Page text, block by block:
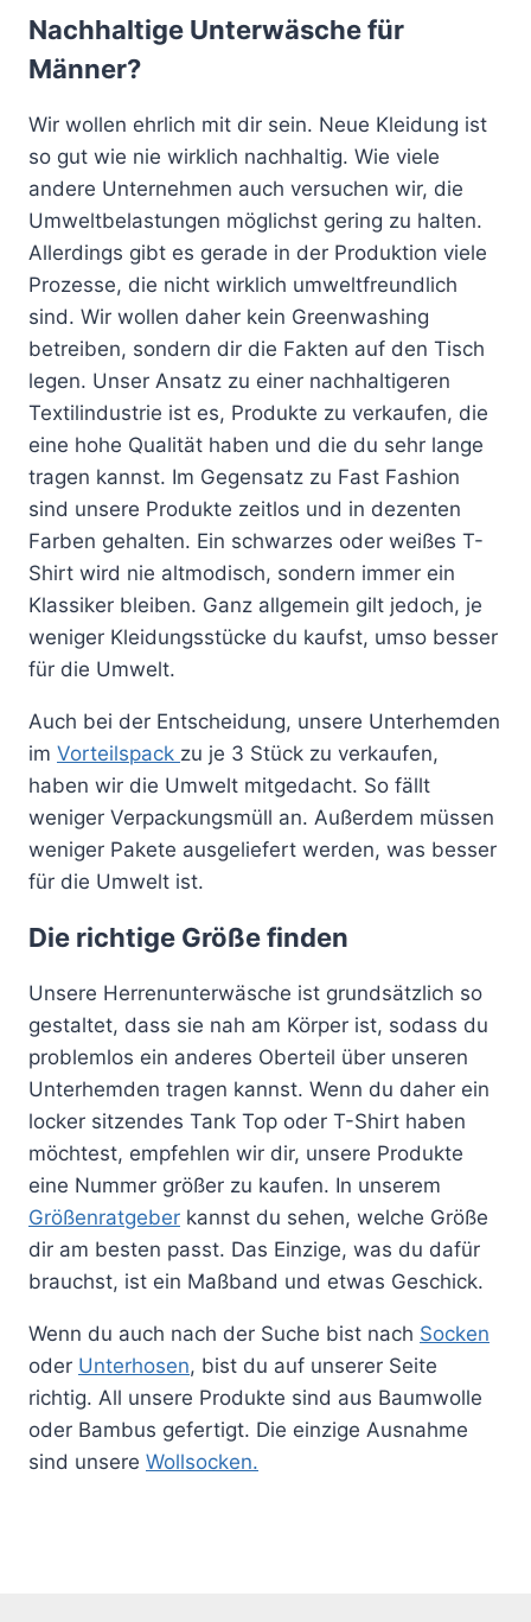
Nachhaltige Unterwäsche für
Männer?
Wir wollen ehrlich mit dir sein. Neue Kleidung ist
so gut wie nie wirklich nachhaltig. Wie viele
andere Unternehmen auch versuchen wir, die
Umweltbelastungen möglichst gering zu halten.
Allerdings gibt es gerade in der Produktion viele
Prozesse, die nicht wirklich umweltfreundlich
sind. Wir wollen daher kein Greenwashing
betreiben, sondern dir die Fakten auf den Tisch
legen. Unser Ansatz zu einer nachhaltigeren
Textilindustrie ist es, Produkte zu verkaufen, die
eine hohe Qualität haben und die du sehr lange
tragen kannst. Im Gegensatz zu Fast Fashion
sind unsere Produkte zeitlos und in dezenten
Farben gehalten. Ein schwarzes oder weißes T-
Shirt wird nie altmodisch, sondern immer ein
Klassiker bleiben. Ganz allgemein gilt jedoch, je
weniger Kleidungsstücke du kaufst, umso besser
für die Umwelt.
Auch bei der Entscheidung, unsere Unterhemden
im Vorteilspack zu je 3 Stück zu verkaufen,
haben wir die Umwelt mitgedacht. So fällt
weniger Verpackungsmüll an. Außerdem müssen
weniger Pakete ausgeliefert werden, was besser
für die Umwelt ist.
Die richtige Größe finden
Unsere Herrenunterwäsche ist grundsätzlich so
gestaltet, dass sie nah am Körper ist, sodass du
problemlos ein anderes Oberteil über unseren
Unterhemden tragen kannst. Wenn du daher ein
locker sitzendes Tank Top oder T-Shirt haben
möchtest, empfehlen wir dir, unsere Produkte
eine Nummer größer zu kaufen. In unserem
Größenratgeber kannst du sehen, welche Größe
dir am besten passt. Das Einzige, was du dafür
brauchst, ist ein Maßband und etwas Geschick.
Wenn du auch nach der Suche bist nach Socken
oder Unterhosen, bist du auf unserer Seite
richtig. All unsere Produkte sind aus Baumwolle
oder Bambus gefertigt. Die einzige Ausnahme
sind unsere Wollsocken.